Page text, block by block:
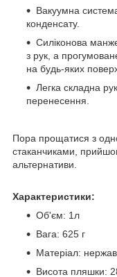
Вакуумна
конденсату.
Силіконова
з рук, а
на будь-яких
Легка складна
перенесення.
Пора прощатися з
стаканчиками,
альтернативи.
Характеристики:
Об'єм: 1л
Вага: 625 г
Матеріал:
Висота пляшки: